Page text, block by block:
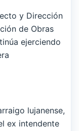
y Dirección
de Obras
ejerciendo
lujanense,
ex intendente